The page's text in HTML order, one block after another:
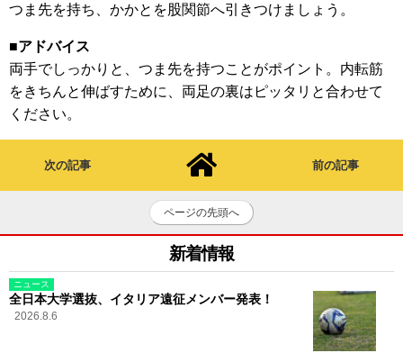
つま先を持ち、かかとを股関節へ引きつけましょう。
■アドバイス
両手でしっかりと、つま先を持つことがポイント。内転筋
をきちんと伸ばすために、両足の裏はピッタリと合わせて
ください。
次の記事 前の記事
ページの先頭へ
新着情報
ニュース
全日本大学選抜、イタリア遠征メンバー発表！
2026.8.6